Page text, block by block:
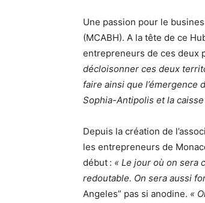
Une passion pour le
(MCABH). A la tête de ce
entrepreneurs de ces deux
décloisonner ces deux
faire ainsi que
Sophia-Antipolis et la
Depuis la création de
les entrepreneurs de
début : « Le jour où on sera
redoutable. On sera aussi
Angeles” pas si anodine. «